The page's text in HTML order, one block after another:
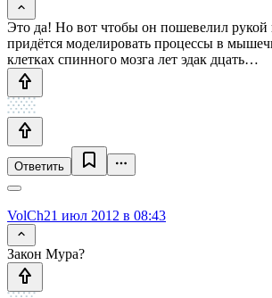
Это да! Но вот чтобы он пошевелил рукой
придётся моделировать процессы в
клетках спинного мозга лет эдак дцать…
Ответить
VolCh21 июл 2012 в 08:43
Закон Мура?